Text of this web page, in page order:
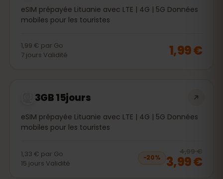
eSIM prépayée Lituanie avec LTE | 4G | 5G Données
mobiles pour les touristes
1,99 € par Go
7 jours Validité 1,99 €
3GB 15jours
eSIM prépayée Lituanie avec LTE | 4G | 5G Données
mobiles pour les touristes
1,33 € par Go
15 jours Validité
−20%
4,99 €
3,99 €